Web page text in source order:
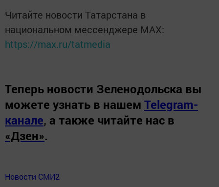
Читайте новости Татарстана в
национальном мессенджере MАХ:
https://max.ru/tatmedia
Теперь новости Зеленодольска вы
можете узнать в нашем Telegram-
канале, а также читайте нас в
«Дзен».
Новости СМИ2